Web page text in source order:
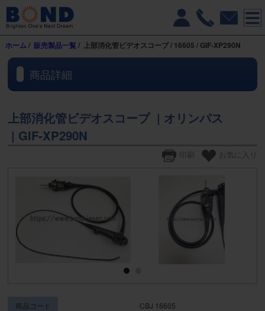
ホーム/ 販売製品一覧/ 上部消化管ビデオスコープ / 16605 / GIF-XP290N
商品詳細
上部消化管ビデオスコープ | オリンパス
| GIF-XP290N
お気に入り
印刷
商品コード
CBJ 16605